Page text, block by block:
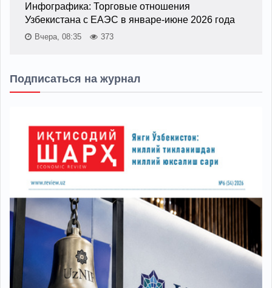
Инфографика: Торговые отношения
Узбекистана с ЕАЭС в январе-июне 2026 года
Вчера, 08:35 373
Подписаться на журнал